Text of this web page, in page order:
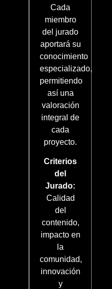
Cada
miembro
del jurado
aportará su
conocimiento
especializado,
permitiendo
así una
valoración
integral de
cada
proyecto.
Criterios
del
Jurado:
Calidad
del
contenido,
impacto en
la
comunidad,
innovación
y